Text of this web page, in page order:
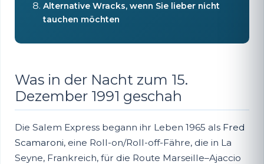
Alternative Wracks, wenn Sie lieber nicht
tauchen möchten
Was in der Nacht zum 15.
Dezember 1991 geschah
Die Salem Express begann ihr Leben 1965 als Fred
Scamaroni, eine Roll-on/Roll-off-Fähre, die in La
Seyne, Frankreich, für die Route Marseille–Ajaccio